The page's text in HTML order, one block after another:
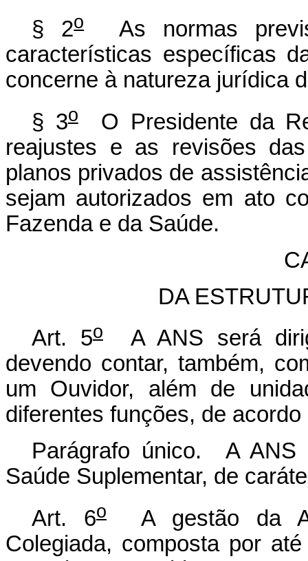
§ 2oAs normas
características específicas
concerne à natureza jurídica
§ 3oO Presidente da
reajustes e as revisões
planos privados de
sejam autorizados em ato
Fazenda e da Saúde.
DA
Art. 5o
A ANS será
devendo contar, também,
um Ouvidor, além de
diferentes funções, de
Parágrafo único. A ANS
Saúde Suplementar, de
Art. 6o
A gestão da
Colegiada, composta por